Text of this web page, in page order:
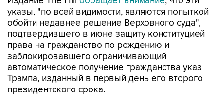
указы, "по всей видимости, являются попыткой
обойти недавнее решение Верховного суда",
подтвердившего в июне защиту конституцией
права на гражданство по рождению и
заблокировавшего ограничивающий
автоматическое получение гражданства указ
Трампа, изданный в первый день его второго
президентского срока.